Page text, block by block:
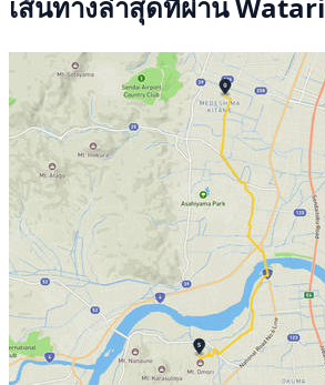
เส้นทางล่าสุดที่ผ่าน Watari